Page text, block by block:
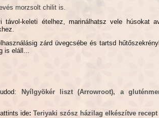
morzsolt chilit is.
távol-keleti ételhez, marinálhatsz vele húsokat
zárd üvegcsébe és tartsd
is eláll...
Nyílgyökér liszt (Arrowroot), a
ide: Teriyaki szósz házilag elkészítve recept